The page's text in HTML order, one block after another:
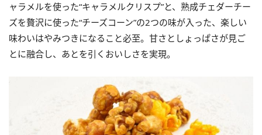
ャラメルを使った“キャラメルクリスプ”と、熟成チェダーチー
ズを贅沢に使った“チーズコーン”の2つの味が入った、楽しい
味わいはやみつきになること必至。甘さとしょっぱさが見ご
とに融合し、あとを引くおいしさを実現。